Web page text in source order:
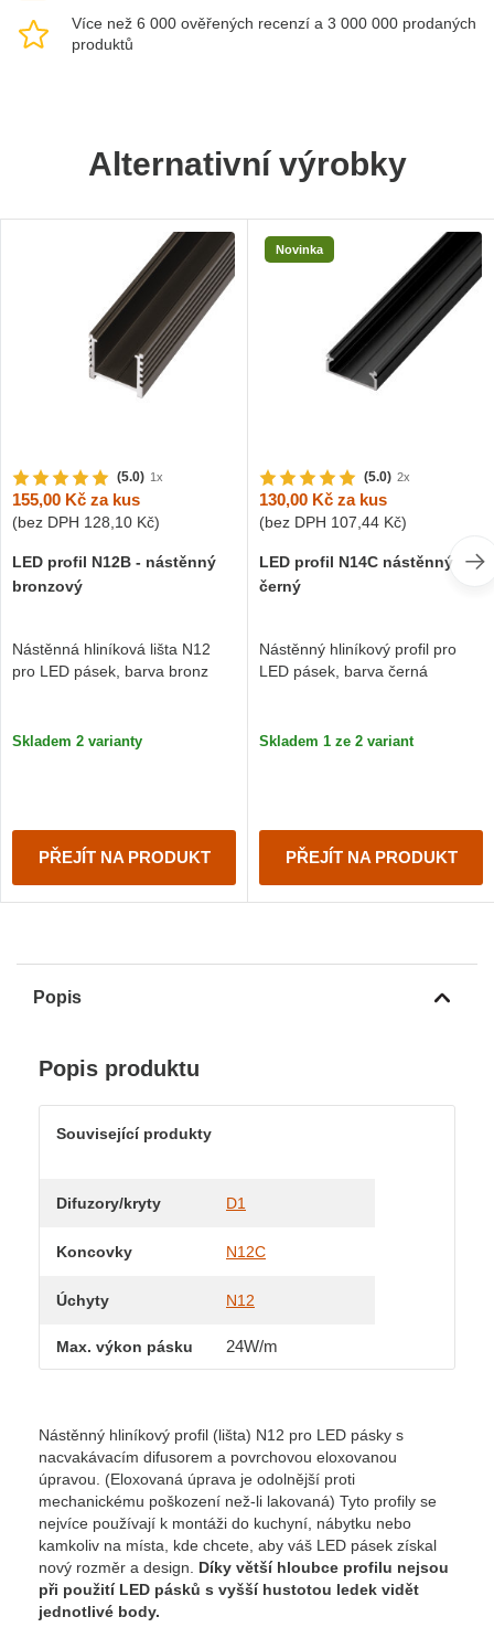
Více než 6 000 ověřených recenzí a 3 000 000 prodaných
produktů
Alternativní výrobky
(5.0) 1x
155,00 Kč za kus
(bez DPH 128,10 Kč)
LED profil N12B - nástěnný
bronzový
Nástěnná hliníková lišta N12
pro LED pásek, barva bronz
Skladem 2 varianty
PŘEJÍT NA PRODUKT
Novinka
(5.0) 2x
130,00 Kč za kus
(bez DPH 107,44 Kč)
LED profil N14C nástěnný
černý
Nástěnný hliníkový profil pro
LED pásek, barva černá
Skladem 1 ze 2 variant
PŘEJÍT NA PRODUKT
Popis
Popis produktu
Související produkty
Difuzory/kryty D1
Koncovky N12C
Úchyty N12
Max. výkon pásku 24W/m
Nástěnný hliníkový profil (lišta) N12 pro LED pásky s
nacvakávacím difusorem a povrchovou eloxovanou
úpravou. (Eloxovaná úprava je odolnější proti
mechanickému poškození než-li lakovaná) Tyto profily se
nejvíce používají k montáži do kuchyní, nábytku nebo
kamkoliv na místa, kde chcete, aby váš LED pásek získal
nový rozměr a design. Díky větší hloubce profilu nejsou
při použití LED pásků s vyšší hustotou ledek vidět
jednotlivé body.